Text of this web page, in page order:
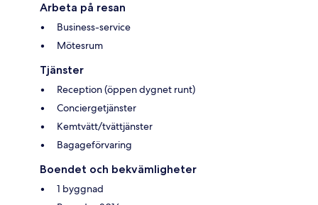
Arbeta på resan
Business-service
Mötesrum
Tjänster
Reception (öppen dygnet runt)
Conciergetjänster
Kemtvätt/tvättjänster
Bagageförvaring
Boendet och bekvämligheter
1 byggnad